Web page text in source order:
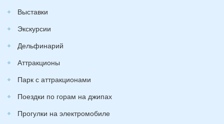
Выставки
Экскурсии
Дельфинарий
Аттракционы
Парк с аттракционами
Поездки по горам на джипах
Прогулки на электромобиле